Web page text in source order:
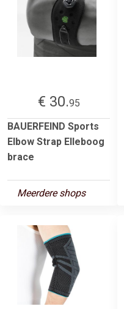
€ 30.95
BAUERFEIND Sports
Elbow Strap Elleboog
brace
Meerdere shops